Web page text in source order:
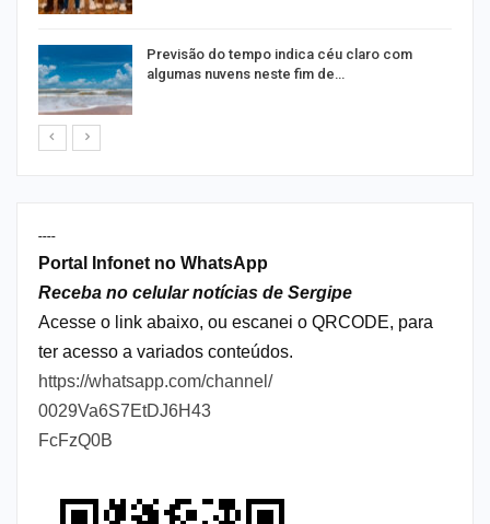
Previsão do tempo indica céu claro com
algumas nuvens neste fim de…
----
Portal Infonet no WhatsApp
Receba no celular notícias de Sergipe
Acesse o link abaixo, ou escanei o QRCODE, para
ter acesso a variados conteúdos.
https://whatsapp.com/channel/
0029Va6S7EtDJ6H43
FcFzQ0B